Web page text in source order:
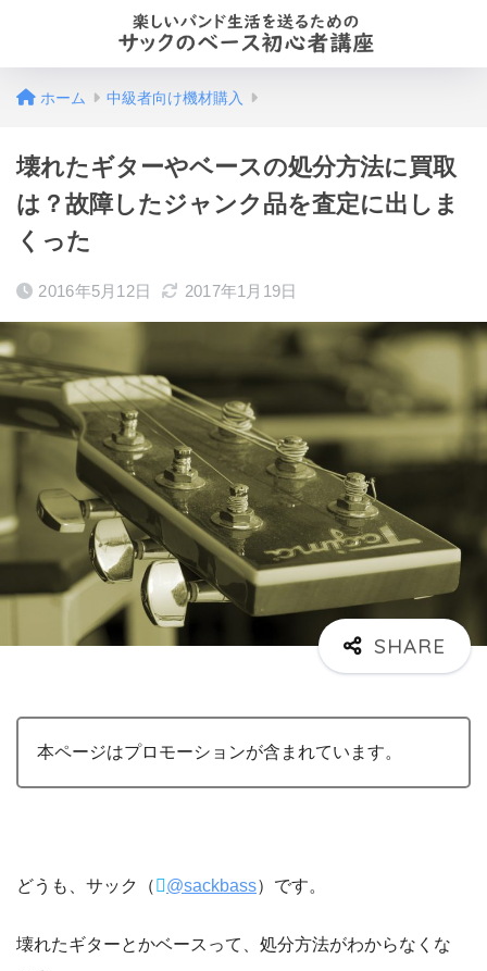
ホーム 中級者向け機材購入
壊れたギターやベースの処分方法に買取
は？故障したジャンク品を査定に出しま
くった
2016年5月12日 2017年1月19日
本ページはプロモーションが含まれています。
どうも、サック（ @sackbass）です。
壊れたギターとかベースって、処分方法がわからなくな